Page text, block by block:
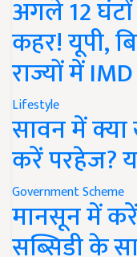
अगले 12
कहर! यूपी,
राज्यों में
Lifestyle
सावन में
करें परहेज?
Government Scheme
मानसून में
सब्सिडी के